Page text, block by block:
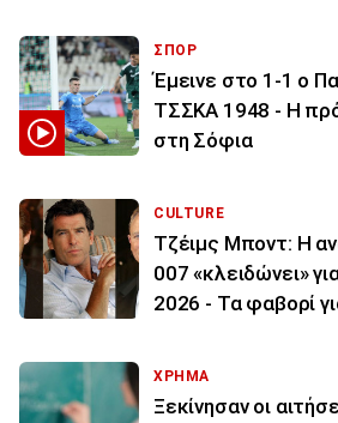
ΣΠΟΡ
Έμεινε στο 1-1 ο
ΤΣΣΚΑ 1948 - Η
στη Σόφια
CULTURE
Τζέιμς Μποντ: Η
007 «κλειδώνει»
2026 - Τα φαβορί
ΧΡΗΜΑ
Ξεκίνησαν οι